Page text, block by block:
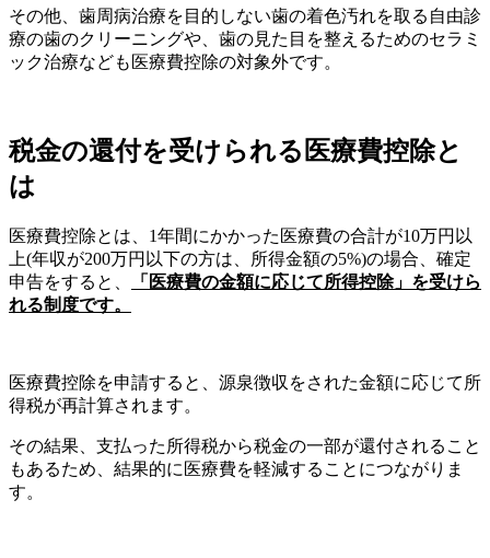
その他、歯周病治療を目的しない歯の着色汚れを取る自由診
療の歯のクリーニングや、歯の見た目を整えるためのセラミ
ック治療なども医療費控除の対象外です。
税金の還付を受けられる医療費控除と
は
医療費控除とは、1年間にかかった医療費の合計が10万円以
上(年収が200万円以下の方は、所得金額の5%)の場合、確定
申告をすると、
「医療費の金額に応じて所得控除」を受けら
れる制度です。
医療費控除を申請すると、源泉徴収をされた金額に応じて所
得税が再計算されます。
その結果、支払った所得税から税金の一部が還付されること
もあるため、結果的に医療費を軽減することにつながりま
す。